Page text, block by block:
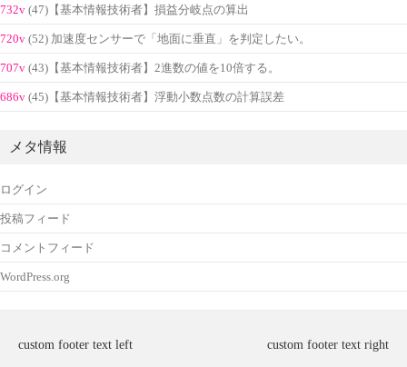
732v (47)【基本情報技術者】損益分岐点の算出
720v (52) 加速度センサーで「地面に垂直」を判定したい。
707v (43)【基本情報技術者】2進数の値を10倍する。
686v (45)【基本情報技術者】浮動小数点数の計算誤差
メタ情報
ログイン
投稿フィード
コメントフィード
WordPress.org
custom footer text left custom footer text right